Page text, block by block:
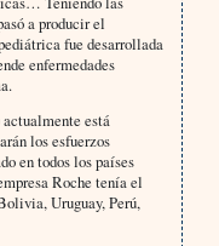
a producir el
fue desarrollada
enfermedades
está
los esfuerzos
en todos los países
Roche tenía el
Uruguay, Perú,